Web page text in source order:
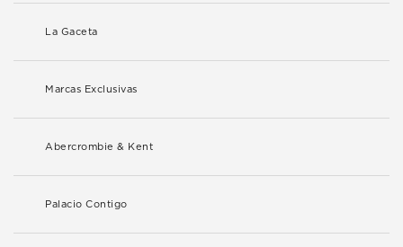
La Gaceta
Marcas Exclusivas
Abercrombie & Kent
Palacio Contigo